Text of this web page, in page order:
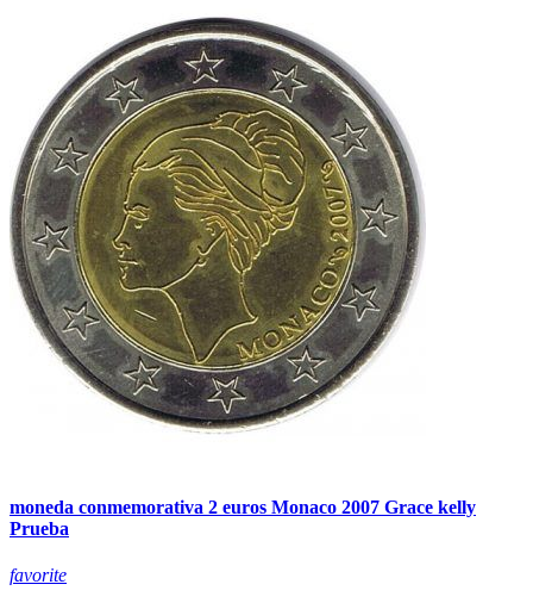
moneda conmemorativa 2 euros Monaco 2007 Grace kelly
Prueba
favorite